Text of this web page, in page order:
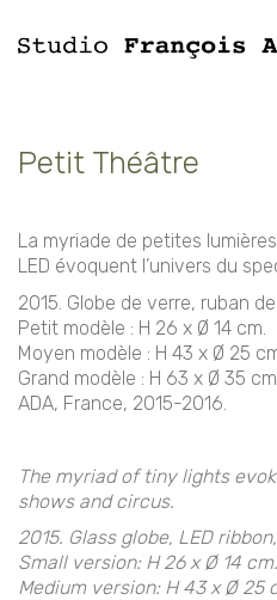
Petit Théâtre
La myriade de petites
LED évoquent l’univers du
2015. Globe de verre, ruban
Petit modèle : H 26 x Ø 14 cm.
Moyen modèle : H 43 x Ø 25
Grand modèle : H 63 x Ø 35 cm.
ADA, France, 2015-2016.
The myriad of tiny lights
shows and circus.
2015. Glass globe, LED
Small version: H 26 x Ø 14 cm.
Medium version: H 43 x Ø 25